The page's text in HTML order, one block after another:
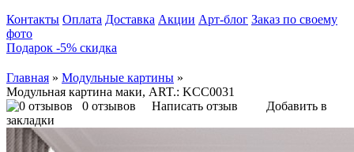
Контакты Оплата Доставка Акции Арт-блог Заказ по своему
фото
Подарок -5% скидка
Главная » Модульные картины »
Модульная картина маки, ART.: KCC0031
0 отзывов
Написать отзыв
Добавить в
закладки